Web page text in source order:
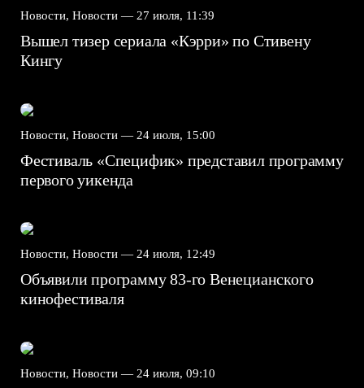
Новости, Новости — 27 июля, 11:39
Вышел тизер сериала «Кэрри» по Стивену
Кингу
Новости, Новости — 24 июля, 15:00
Фестиваль «Специфик» представил программу
первого уикенда
Новости, Новости — 24 июля, 12:49
Объявили программу 83-го Венецианского
кинофестиваля
Новости, Новости — 24 июля, 09:10